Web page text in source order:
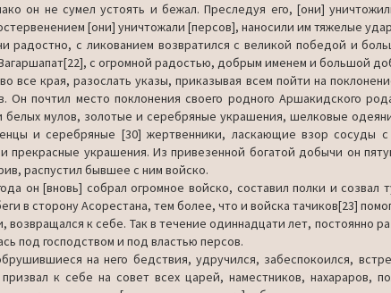
он не сумел устоять и бе­жал. Преследуя его, [они]
[они] унич­тожали [персов], наносили им тяжелые
радостно, с ликованием возвратился с великой победой и
с огромной ра­достью, добрым именем и большой
все края, разослать указы, приказывая всем пойти на
Он почтил место поклонения своего родного Аршакидского
белых мулов, зо­лотые и серебряные украшения, шелковые
и серебряные [30] жертвенники, ласкающие взор сосуды с
украшения. Из привезенной богатой добычи он
распустил быв­шее с ним войско.
он [вновь] собрал огромное войско, составил полки и
в сторону Асо­рестана, тем более, что и войска тачиков[23]
к себе. Так в течение одиннадцати лет, постоянно
под гос­подством и под властью персов.
на него бедствия, удручился, забеспокоился,
к себе на совет всех царей, наместников, нахараров,